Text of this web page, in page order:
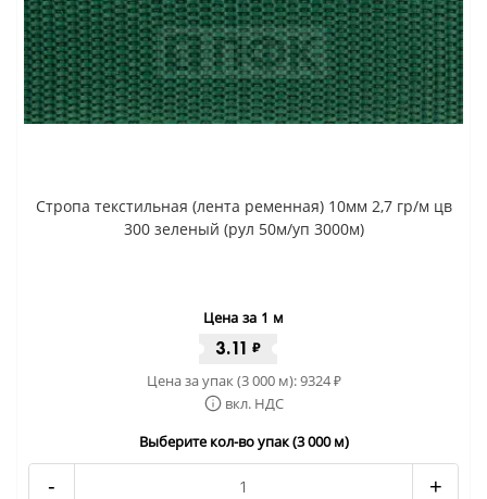
Стропа текстильная (лента ременная) 10мм 2,7 гр/м цв
300 зеленый (рул 50м/уп 3000м)
Цена за 1 м
3.11 ₽
Цена за упак (3 000 м):9324₽
вкл. НДС
Выберите кол-во упак (3 000 м)
- +